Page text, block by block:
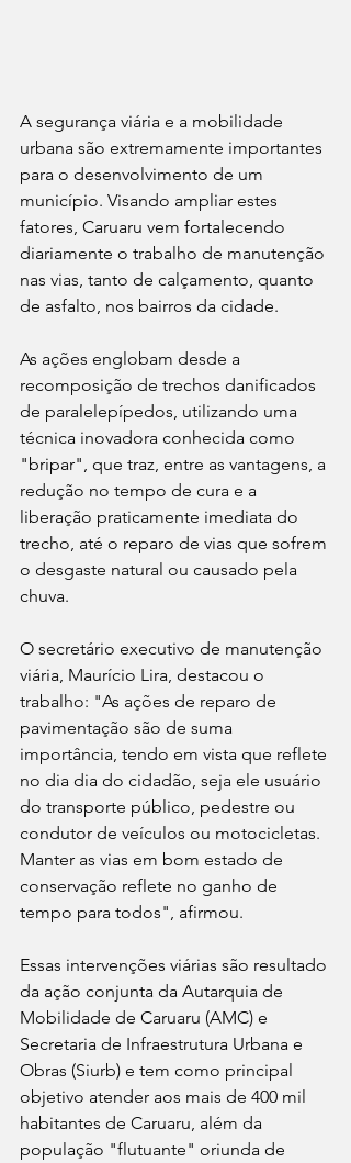
A segurança viária e a mobilidade
urbana são extremamente importantes
para o desenvolvimento de um
município. Visando ampliar estes
fatores, Caruaru vem fortalecendo
diariamente o trabalho de manutenção
nas vias, tanto de calçamento, quanto
de asfalto, nos bairros da cidade.
As ações englobam desde a
recomposição de trechos danificados
de paralelepípedos, utilizando uma
técnica inovadora conhecida como
"bripar", que traz, entre as vantagens, a
redução no tempo de cura e a
liberação praticamente imediata do
trecho, até o reparo de vias que sofrem
o desgaste natural ou causado pela
chuva.
O secretário executivo de manutenção
viária, Maurício Lira, destacou o
trabalho: "As ações de reparo de
pavimentação são de suma
importância, tendo em vista que reflete
no dia dia do cidadão, seja ele usuário
do transporte público, pedestre ou
condutor de veículos ou motocicletas.
Manter as vias em bom estado de
conservação reflete no ganho de
tempo para todos", afirmou.
Essas intervenções viárias são resultado
da ação conjunta da Autarquia de
Mobilidade de Caruaru (AMC) e
Secretaria de Infraestrutura Urbana e
Obras (Siurb) e tem como principal
objetivo atender aos mais de 400 mil
habitantes de Caruaru, além da
população "flutuante" oriunda de